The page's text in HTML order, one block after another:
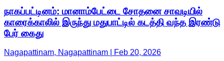
நாகப்பட்டினம்: மானாம்பேட்டை சோதனை சாவடியில்
காரைக்காலில் இருந்து மதுபாட்டில் கடத்தி வந்த இரண்டு
பேர் கைது
Nagapattinam, Nagapattinam | Feb 20, 2026